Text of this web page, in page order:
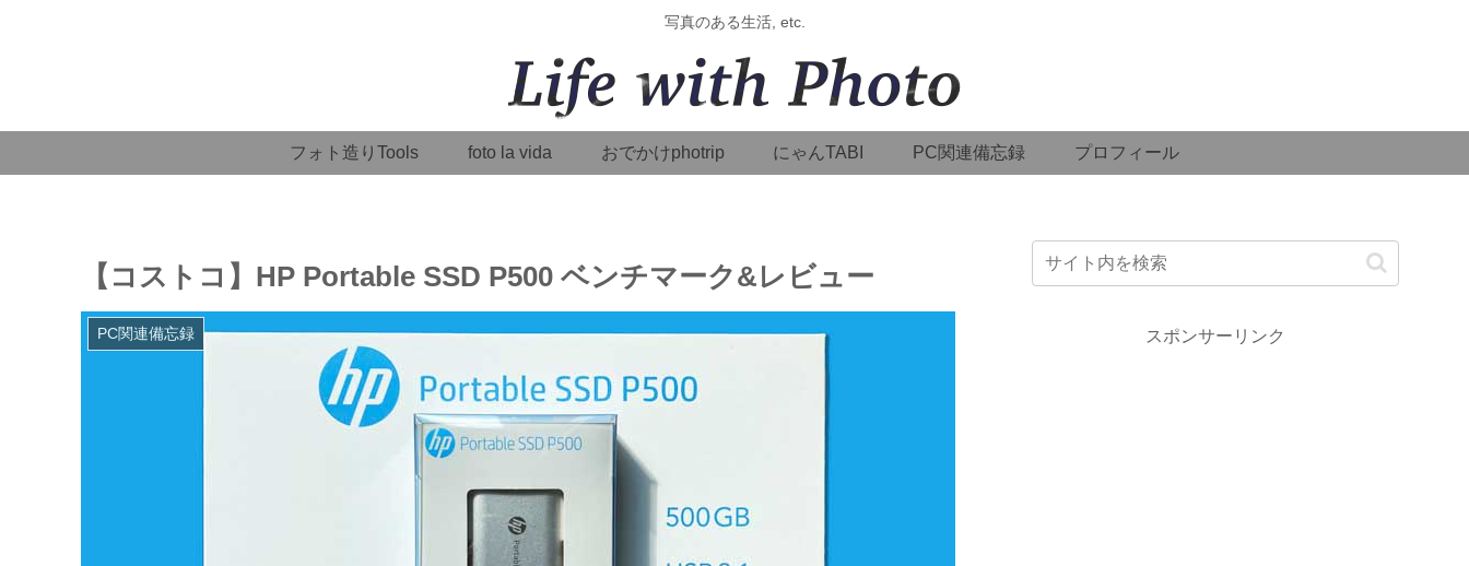
写真のある生活, etc.
フォト造りTools foto la vida おでかけphotrip にゃんTABI PC関連備忘録 プロフィール
【コストコ】HP Portable SSD P500 ベンチマーク&レビュー
PC関連備忘録 スポンサーリンク